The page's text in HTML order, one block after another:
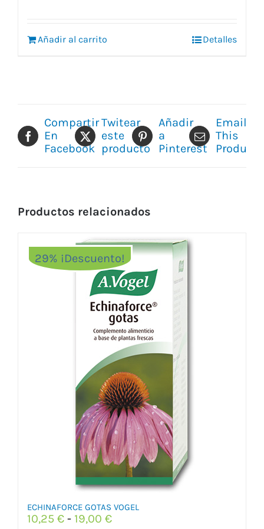
Añadir al carrito Detalles
Compartir
En
Facebook
Twitear
este
producto
Añadir
a
Pinterest
Email
This
Product
Productos relacionados
29% ¡Descuento!
ECHINAFORCE GOTAS VOGEL
10,25 € - 19,00 €Rango